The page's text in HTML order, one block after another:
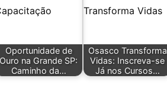
Oportunidade de
Ouro na Grande SP:
Caminho da…
Osasco Transforma
Vidas: Inscreva-se
Já nos Cursos…